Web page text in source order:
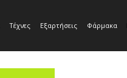
Τέχνες Εξαρτήσεις Φάρμακα